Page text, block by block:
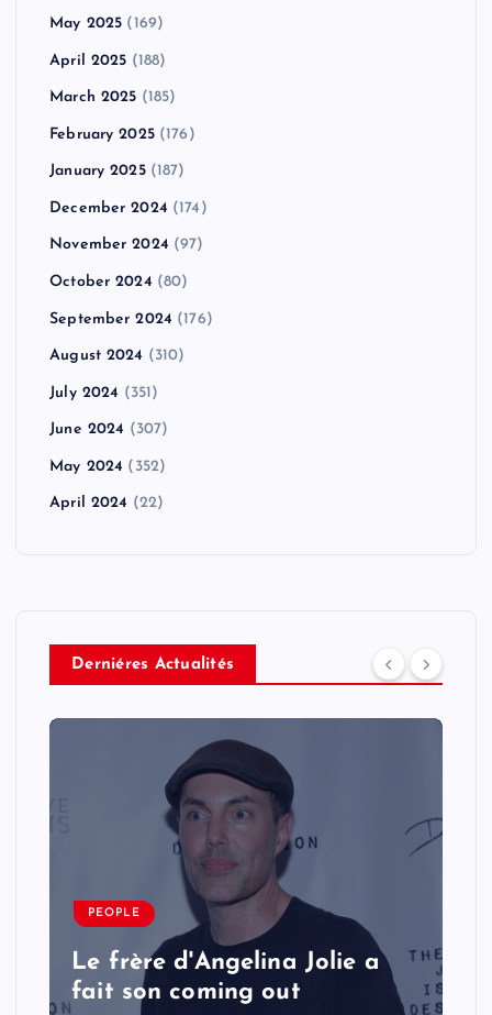
May 2025 (169)
April 2025 (188)
March 2025 (185)
February 2025(176)
January 2025(187)
December 2024 (174)
November 2024 (97)
October 2024 (80)
September 2024 (176)
August 2024 (310)
July 2024 (351)
June 2024 (307)
May 2024 (352)
April 2024 (22)
Derniéres Actualités
PEOPLE
Le frère d'Angelina Jolie a
fait son coming out